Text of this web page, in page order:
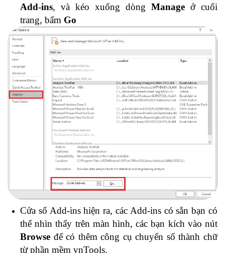
Add-ins, và kéo xuống dòng Manage ở cuối
trang, bấm Go
Cửa sổ Add-ins hiện ra, các Add-ins có sẵn bạn có
thể nhìn thấy trên màn hình, các bạn kích vào nút
Browse để có thêm công cụ chuyển số thành chữ
từ phần mềm vnTools.